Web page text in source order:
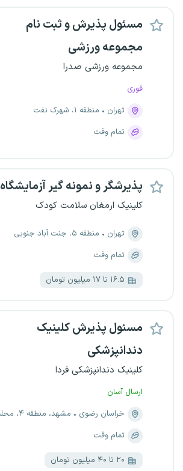
مسئول پذیرش و ثبت نام
مجموعه ورزشی
مجموعه ورزشی صدرا
فوری
تهران
منطقه ۱، شهرک نفت
تمام وقت
پذیرشگر و نمونه گیر آزمایشگاه
کلینیک ارمغان سلامت کودک
تهران
منطقه ۵، جنت آباد جنوبی
تمام وقت
۱۶.۵ تا ۱۷ میلیون تومان
مسئول پذیرش کلینیک
دندانپزشکی
کلینیک دندانپزشکی فردا
ارسال آسان
خراسان رضوی
مشهد، منطقه ۴، محله طلاب
تمام وقت
۲۰ تا ۴۰ میلیون تومان